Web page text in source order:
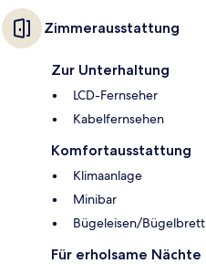
Zimmerausstattung
Zur Unterhaltung
LCD-Fernseher
Kabelfernsehen
Komfortausstattung
Klimaanlage
Minibar
Bügeleisen/Bügelbrett
Für erholsame Nächte